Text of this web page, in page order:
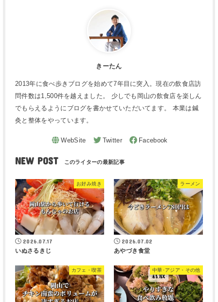
きーたん
2013年に食べ歩きブログを始めて7年目に突入。現在の飲食店訪
問件数は1,500件を越えました。 少しでも岡山の飲食店を楽しん
でもらえるようにブログを書かせていただいてます。 本業は鍼
灸と整体をやっています。
NEW POST
お好み焼き
2026.07.17
いぬさるきじ
ラーメン
2026.07.02
あやづき食堂
カフェ・喫茶 中華･アジア・その他